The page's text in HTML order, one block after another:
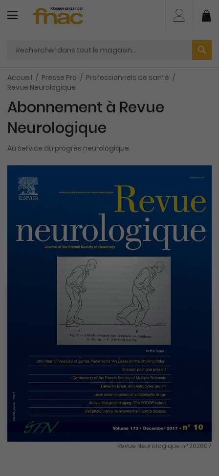
contenu
Accueil Presse Pro
Professionnels de santé
Revue Neurologique
Revue Neurologique n° 202607
Abonnement à Revue
Neurologique
Au service du progrès neurologique.